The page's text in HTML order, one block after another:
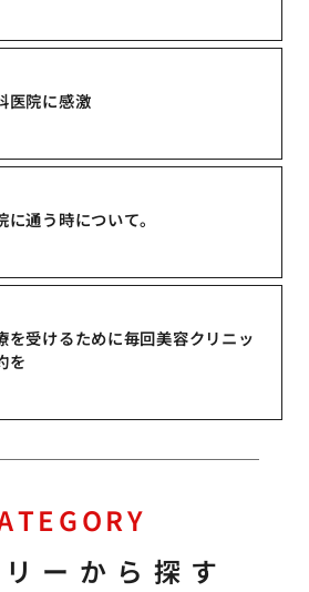
医院に感激
通う時について。
を受けるために毎回美容クリニッ
を
ーから探す